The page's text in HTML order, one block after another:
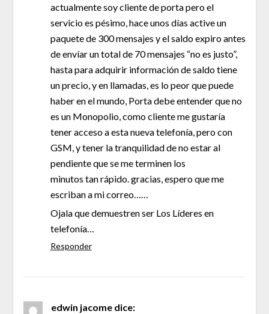
actualmente soy cliente de porta pero el
servicio es pésimo, hace unos días active un
paquete de 300 mensajes y el saldo expiro antes
de envíar un total de 70 mensajes “no es justo”,
hasta para adquirir información de saldo tiene
un precio, y en llamadas, es lo peor que puede
haber en el mundo, Porta debe entender que no
es un Monopolio, como cliente me gustaría
tener acceso a esta nueva telefonía, pero con
GSM, y tener la tranquilidad de no estar al
pendiente que se me terminen los
minutos tan rápido. gracias, espero que me
escriban a mi correo……
Ojala que demuestren ser Los Líderes en
telefonía…
Responder
edwin jacome dice: